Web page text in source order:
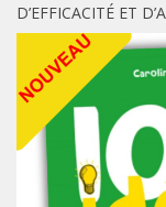
D’EFFICACITÉ ET